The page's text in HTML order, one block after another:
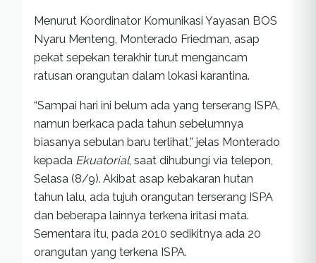
Menurut Koordinator Komunikasi Yayasan BOS
Nyaru Menteng, Monterado Friedman, asap
pekat sepekan terakhir turut mengancam
ratusan orangutan dalam lokasi karantina.
“Sampai hari ini belum ada yang terserang ISPA,
namun berkaca pada tahun sebelumnya
biasanya sebulan baru terlihat,” jelas Monterado
kepada Ekuatorial, saat dihubungi via telepon,
Selasa (8/9). Akibat asap kebakaran hutan
tahun lalu, ada tujuh orangutan terserang ISPA
dan beberapa lainnya terkena iritasi mata.
Sementara itu, pada 2010 sedikitnya ada 20
orangutan yang terkena ISPA.